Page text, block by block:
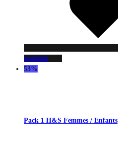
souhaits
53%
Pack 1 H&S Femmes / Enfants